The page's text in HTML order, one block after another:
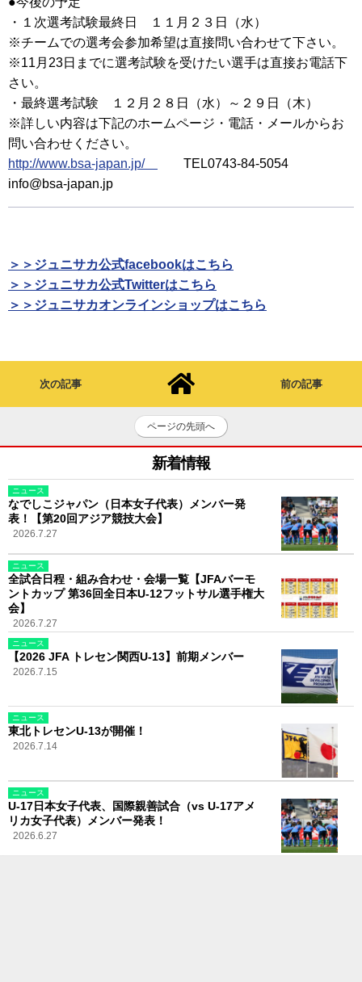
・１次選考試験最終日 １１月２３日（水）
※チームでの選考会参加希望は直接問い合わせて下さい。
※11月23日までに選考試験を受けたい選手は直接お電話下
さい。
・最終選考試験 １２月２８日（水）～２９日（木）
※詳しい内容は下記のホームページ・電話・メールからお
問い合わせください。
http://www.bsa-japan.jp/
TEL0743-84-5054
info@bsa-japan.jp
＞＞ジュニサカ公式facebookはこちら
＞＞ジュニサカ公式Twitterはこちら
＞＞ジュニサカオンラインショップはこちら
次の記事 前の記事
ページの先頭へ
新着情報
ニュース
なでしこジャパン（日本女子代表）メンバー発
表！【第20回アジア競技大会】
2026.7.27
ニュース
全試合日程・組み合わせ・会場一覧【JFAバーモ
ントカップ 第36回全日本U-12フットサル選手権大
会】
2026.7.27
ニュース
【2026 JFA トレセン関西U-13】前期メンバー
2026.7.15
ニュース
東北トレセンU-13が開催！
2026.7.14
ニュース
U-17日本女子代表、国際親善試合（vs U-17アメ
リカ女子代表）メンバー発表！
2026.6.27